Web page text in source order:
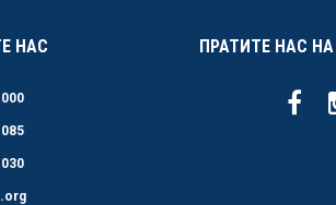
НАС ПРАТИТЕ НАС